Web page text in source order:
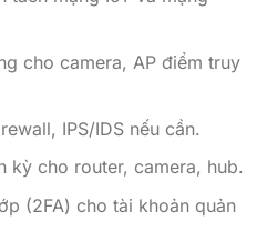
cho camera, AP điểm truy
IPS/IDS nếu cần.
kỳ cho router, camera, hub.
(2FA) cho tài khoản quản